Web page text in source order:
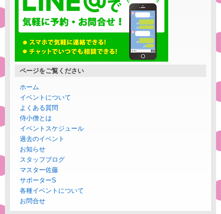
ページをご覧ください
ホーム
イベントについて
よくある質問
侍小僧とは
イベントスケジュール
過去のイベント
お知らせ
スタッフブログ
マスター佐藤
サポーターS
各種イベントについて
お問合せ